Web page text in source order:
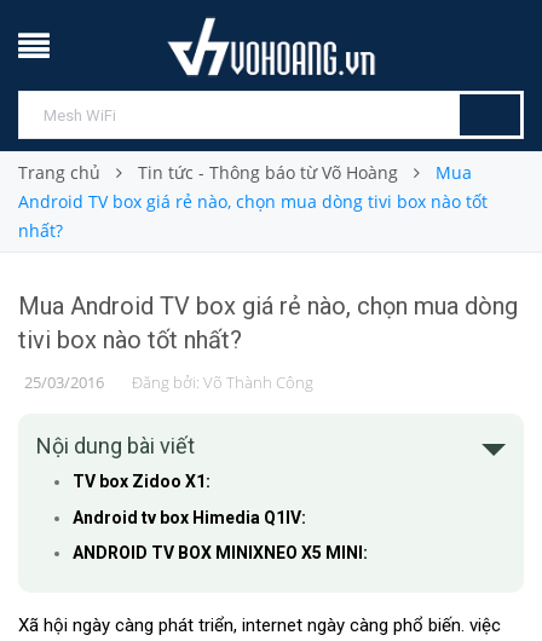
Trang chủ Tin tức - Thông báo từ Võ Hoàng
Mua
Android TV box giá rẻ nào, chọn mua dòng tivi box nào tốt
nhất?
Mua Android TV box giá rẻ nào, chọn mua dòng
tivi box nào tốt nhất?
25/03/2016 Đăng bởi: Võ Thành Công
Nội dung bài viết
TV box Zidoo X1:
Android tv box Himedia Q1IV:
ANDROID TV BOX MINIXNEO X5 MINI:
Xã hội ngày càng phát triển, internet ngày càng phổ biến. việc